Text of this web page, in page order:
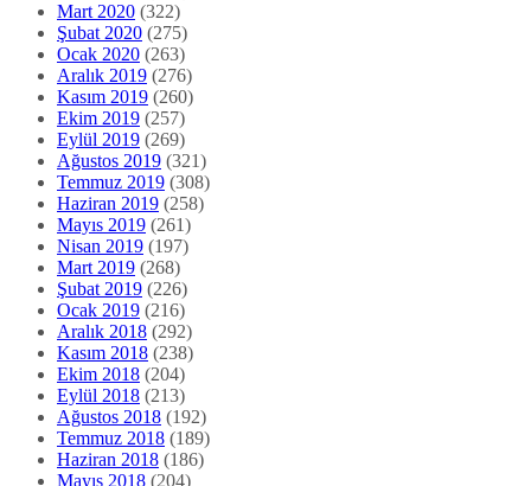
Mart 2020 (322)
Şubat 2020 (275)
Ocak 2020 (263)
Aralık 2019 (276)
Kasım 2019 (260)
Ekim 2019 (257)
Eylül 2019 (269)
Ağustos 2019 (321)
Temmuz 2019 (308)
Haziran 2019 (258)
Mayıs 2019 (261)
Nisan 2019 (197)
Mart 2019 (268)
Şubat 2019 (226)
Ocak 2019 (216)
Aralık 2018 (292)
Kasım 2018 (238)
Ekim 2018 (204)
Eylül 2018 (213)
Ağustos 2018 (192)
Temmuz 2018 (189)
Haziran 2018 (186)
Mayıs 2018 (204)